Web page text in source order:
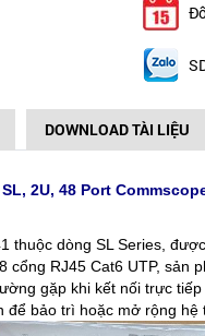
DOWNLOAD TÀI LIỆU
2U, 48 Port
thuộc dòng SL Series,
RJ45 Cat6 UTP, sản
gặp khi kết nối trực
để bảo trì hoặc mở rộng hệ